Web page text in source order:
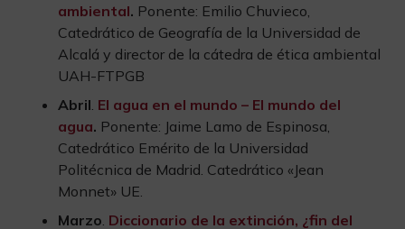
ambiental. Ponente: Emilio Chuvieco,
Catedrático de Geografía de la Universidad de
Alcalá y director de la cátedra de ética ambiental
UAH-FTPGB
Abril. El agua en el mundo – El mundo del
agua. Ponente: Jaime Lamo de Espinosa,
Catedrático Emérito de la Universidad
Politécnica de Madrid. Catedrático «Jean
Monnet» UE.
Marzo. Diccionario de la extinción, ¿fin del